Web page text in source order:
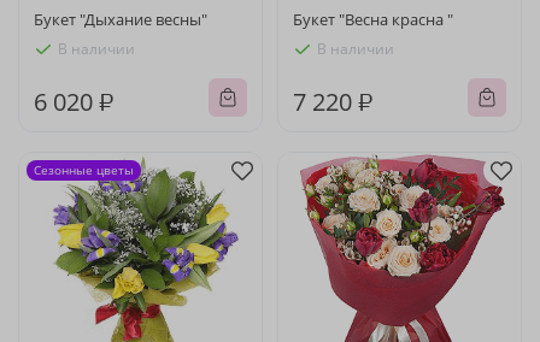
Букет "Дыхание весны"
В наличии
6 020 ₽
Букет "Весна красна "
В наличии
7 220 ₽
Сезонные цветы